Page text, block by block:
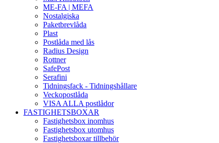
ME-FA | MEFA
Nostalgiska
Paketbrevlåda
Plast
Postlåda med lås
Radius Design
Rottner
SafePost
Serafini
Tidningsfack - Tidningshållare
Veckopostlåda
VISA ALLA postlådor
FASTIGHETSBOXAR
Fastighetsbox inomhus
Fastighetsbox utomhus
Fastighetsboxar tillbehör